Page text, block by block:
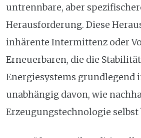
untrennbare, aber
Herausforderung. Diese
inhärente Intermittenz oder
Erneuerbaren, die die
Energiesystems grundlegend
unabhängig davon, wie
Erzeugungstechnologie